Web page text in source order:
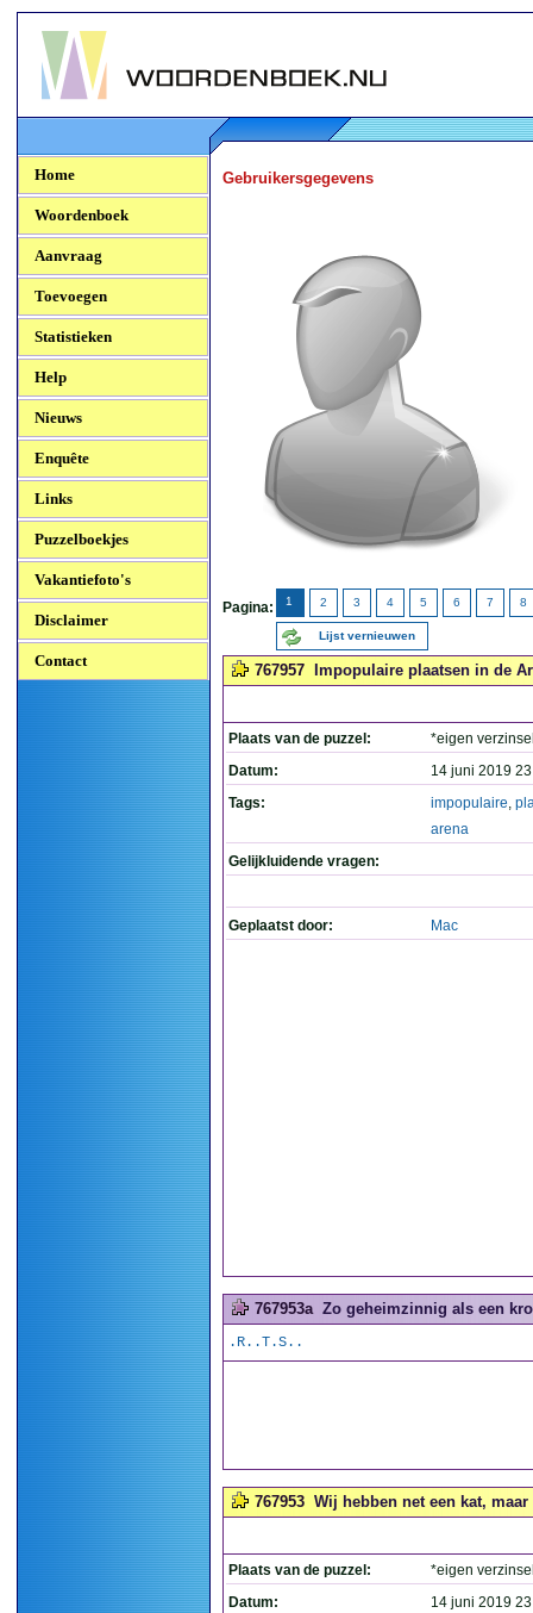
Woordenboek.NU
Home
Woordenboek
Aanvraag
Toevoegen
Statistieken
Help
Nieuws
Enquête
Links
Puzzelboekjes
Vakantiefoto's
Disclaimer
Contact
Gebruikersgegevens
Pagina: 1 2 3 4 5 6 7 8
Lijst vernieuwen
767957 Impopulaire plaatsen in de
Plaats van de puzzel:
*eigen
Datum:
14 juni 2019
Tags:
impopulaire,
arena
Gelijkluidende vragen:
Geplaatst door: Mac
767953a Zo geheimzinnig als een
.R..T.S..
767953 Wij hebben net een kat,
Plaats van de puzzel:
*eigen
Datum:
14 juni 2019